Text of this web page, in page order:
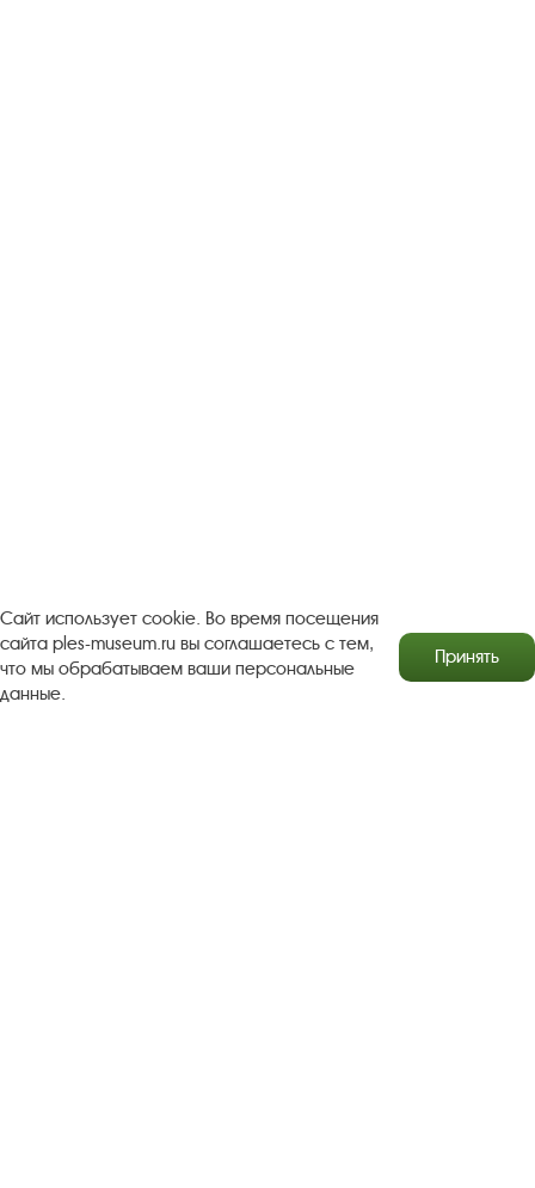
Антикоррупционная деятельность
Сайт использует cookie. Во время посещения
сайта ples-museum.ru вы соглашаетесь с тем,
что мы обрабатываем ваши персональные
данные.
Принять